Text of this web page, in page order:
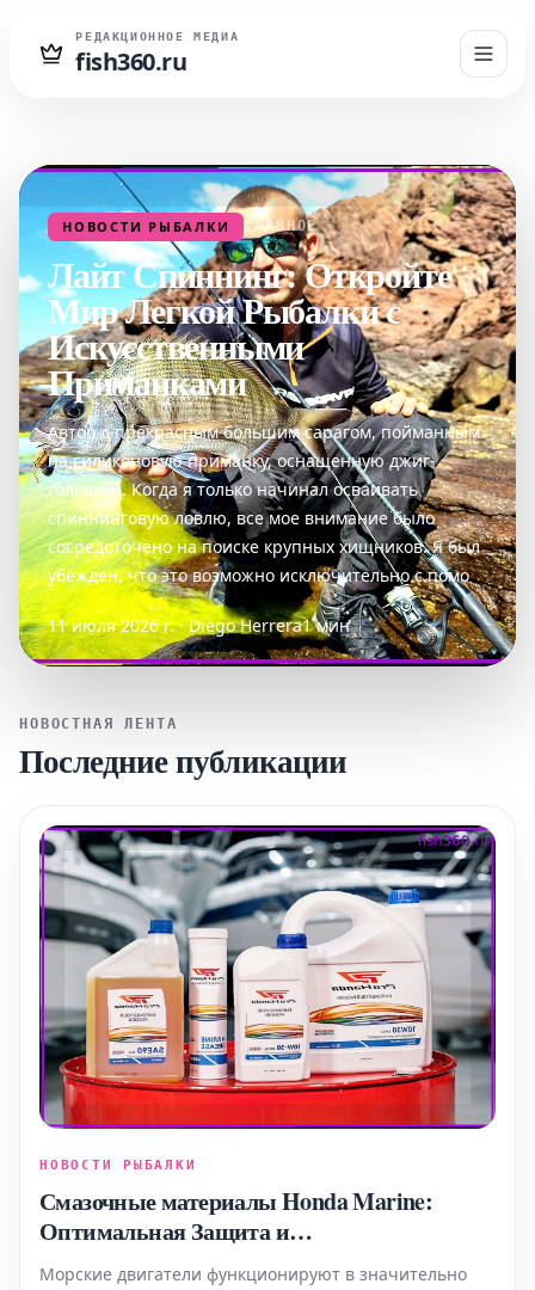
РЕДАКЦИОННОЕ МЕДИА
fish360.ru
НОВОСТИ РЫБАЛКИ ГЛАВНОЕ
Лайт Спиннинг: Откройте
Мир Легкой Рыбалки с
Искусственными
Приманками
Автор с прекрасным большим сарагом, пойманным
на силиконовую приманку, оснащенную джиг-
головкой. Когда я только начинал осваивать
спиннинговую ловлю, все мое внимание было
сосредоточено на поиске крупных хищников. Я был
убежден, что это возможно исключительно с помо
11 июля 2026 г. · Diego Herrera1 мин
НОВОСТНАЯ ЛЕНТА
Последние публикации
НОВОСТИ РЫБАЛКИ
Смазочные материалы Honda Marine:
Оптимальная Защита и
Производительность
Морские двигатели функционируют в значительно